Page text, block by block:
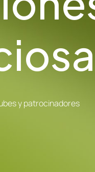
y patrocinadores